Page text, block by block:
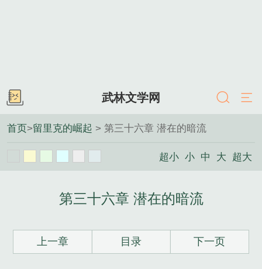
武林文学网
首页>留里克的崛起 > 第三十六章 潜在的暗流
超小 小 中 大 超大
第三十六章 潜在的暗流
上一章 目录 下一页